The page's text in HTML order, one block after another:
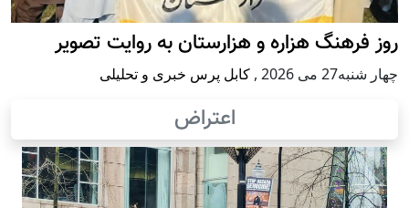
روز فرهنگ هزاره و هزارستان به روایت تصویر
چهار شنبه27 می 2026 , کابل پرس خبری و تحلیلی
اعتراض